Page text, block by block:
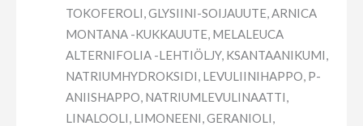
TOKOFEROLI, GLYSIINI-SOIJAUUTE, ARNICA
MONTANA -KUKKAUUTE, MELALEUCA
ALTERNIFOLIA -LEHTIÖLJY, KSANTAANIKUMI,
NATRIUMHYDROKSIDI, LEVULIINIHAPPO, P-
ANIISHAPPO, NATRIUMLEVULINAATTI,
LINALOOLI, LIMONEENI, GERANIOLI,